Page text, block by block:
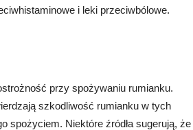
i leki przeciwbólowe.
przy spożywaniu rumianku.
szkodliwość rumianku w tych
spożyciem. Niektóre źródła sugerują, że